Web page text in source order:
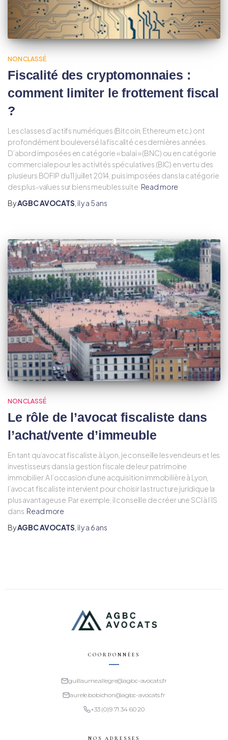
NON CLASSÉ
Fiscalité des cryptomonnaies :
comment limiter le frottement fiscal
?
Les classes d’actifs numériques (Bitcoin, Ethereum etc.) ont
profondément bouleversé la fiscalité ces dernières années.
D’abord imposées en catégorie « balai » (BNC) ou en catégorie
commerciale pour les activités spéculatives (BIC) en vertu des
plusieurs BOFIP du 11 juillet 2014, puis imposées dans la catégorie
des plus-values sur biens meubles suite Read more
ByAGBC AVOCATS il y a 5 ans
NON CLASSÉ
Le rôle de l’avocat fiscaliste dans
l’achat/vente d’immeuble
En tant qu’avocat fiscaliste à Lyon, je conseille les vendeurs et les
investisseurs dans la gestion fiscale de leur patrimoine
immobilier. A l’occasion d’une acquisition immobilière à Lyon,
l’avocat fiscaliste intervient pour choisir la structure juridique la
plus avantageuse. Par exemple, il conseille de créer une SCI à l’IS
dans Read more
ByAGBC AVOCATS il y a 6 ans
COORDONNÉES
guillaume.allegre@agbc-avocats.fr
aurele.bobichon@agbc-avocats.fr
+33 (0)9 71 34 60 20
NOS ADRESSES